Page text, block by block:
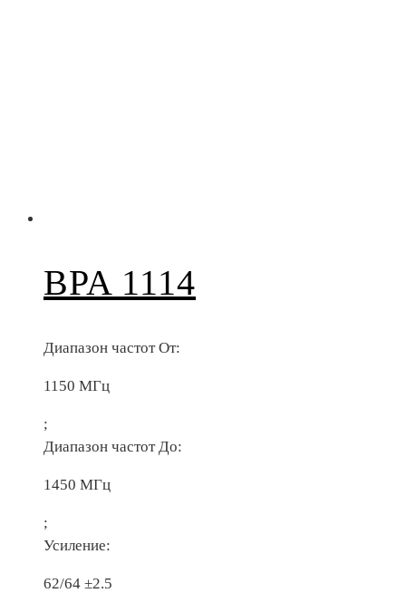
BPA 1114
Диапазон частот От:
1150 МГц
;
Диапазон частот До:
1450 МГц
;
Усиление:
62/64 ±2.5